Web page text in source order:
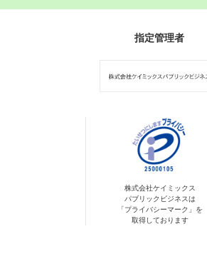
指定管理者
株式会社ケイミックス
パブリックビジネスは
「プライバシーマーク」を
取得しております